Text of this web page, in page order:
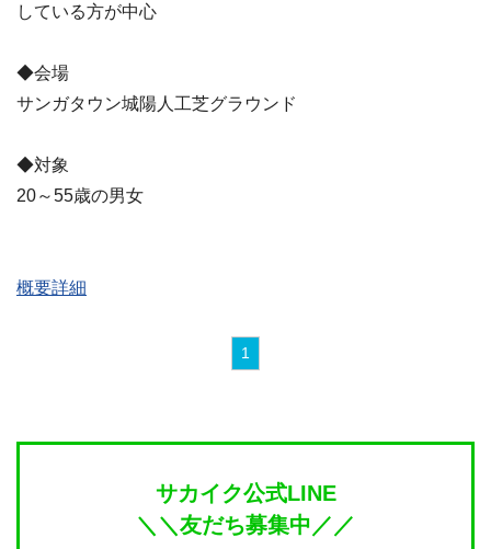
している方が中心
◆会場
サンガタウン城陽人工芝グラウンド
◆対象
20～55歳の男女
概要詳細
1
サカイク公式LINE
＼＼友だち募集中／／